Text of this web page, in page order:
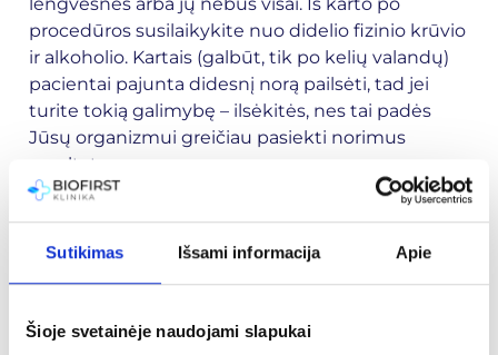
Sutikimas Išsami informacija Apie
Šioje svetainėje naudojami slapukai
procedūros susilaikykite nuo didelio fizinio krūvio
ir alkoholio. Kartais (galbūt, tik po kelių valandų)
pacientai pajunta didesnį norą pailsėti, tad jei
turite tokią galimybę – ilsėkitės, nes tai padės
Jūsų organizmui greičiau pasiekti norimus
rezultatus.
„Global
Diagnostics“ procedūrų
rizika